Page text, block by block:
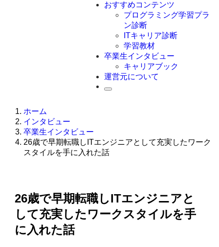
Swift
Ruby
おすすめコンテンツ
プログラミング学習プラ
ン診断
ITキャリア診断
学習教材
卒業生インタビュー
キャリアブック
運営元について
ホーム
インタビュー
卒業生インタビュー
26歳で早期転職しITエンジニアとして充実したワーク
スタイルを手に入れた話
26歳で早期転職しITエンジニアと
して充実したワークスタイルを手
に入れた話